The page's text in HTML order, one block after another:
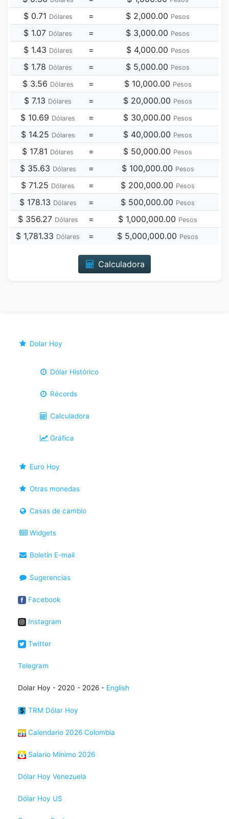
$ 0.71 Dólares = $ 2,000.00 Pesos
$ 1.07 Dólares = $ 3,000.00 Pesos
$ 1.43 Dólares = $ 4,000.00 Pesos
$ 1.78 Dólares = $ 5,000.00 Pesos
$ 3.56 Dólares = $ 10,000.00 Pesos
$ 7.13 Dólares = $ 20,000.00 Pesos
$ 10.69 Dólares = $ 30,000.00 Pesos
$ 14.25 Dólares = $ 40,000.00 Pesos
$ 17.81 Dólares = $ 50,000.00 Pesos
$ 35.63 Dólares = $ 100,000.00 Pesos
$ 71.25 Dólares = $ 200,000.00 Pesos
$ 178.13 Dólares = $ 500,000.00 Pesos
$ 356.27 Dólares = $ 1,000,000.00 Pesos
$ 1,781.33 Dólares = $ 5,000,000.00 Pesos
Calculadora
Dolar Hoy
Dólar Histórico
Récords
Calculadora
Gráfica
Euro Hoy
Otras monedas
Casas de cambio
Widgets
Boletín E-mail
Sugerencias
Facebook
Instagram
Twitter
Telegram
Dolar Hoy - 2020 - 2026 - English
TRM Dólar Hoy
Calendario 2026 Colombia
Salario Mínimo 2026
Dólar Hoy Venezuela
Dólar Hoy US